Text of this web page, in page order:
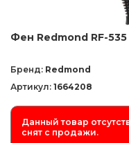
Фен Redmond RF-
Бренд: Redmond
Артикул: 1664208
Данный товар
снят с продажи.